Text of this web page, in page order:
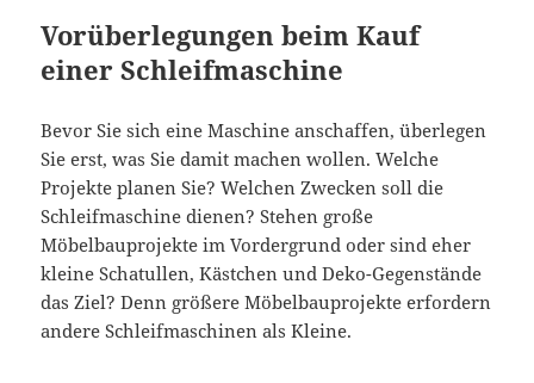
Vorüberlegungen beim Kauf
einer Schleifmaschine
Bevor Sie sich eine Maschine anschaffen, überlegen
Sie erst, was Sie damit machen wollen. Welche
Projekte planen Sie? Welchen Zwecken soll die
Schleifmaschine dienen? Stehen große
Möbelbauprojekte im Vordergrund oder sind eher
kleine Schatullen, Kästchen und Deko-Gegenstände
das Ziel? Denn größere Möbelbauprojekte erfordern
andere Schleifmaschinen als Kleine.